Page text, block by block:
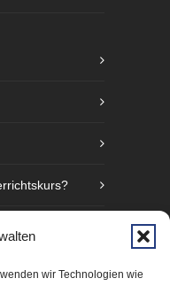
wir Technologien wie
zu lernen